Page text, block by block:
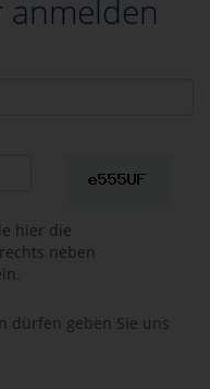
hier die
neben
dürfen geben Sie uns